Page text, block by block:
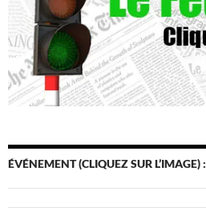
ÉVÉNEMENT (CLIQUEZ SUR L’IMAGE) :